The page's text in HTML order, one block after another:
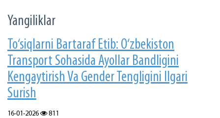
Yangiliklar
To‘siqlarni Bartaraf Etib: O‘zbekiston
Transport Sohasida Ayollar Bandligini
Kengaytirish Va Gender Tengligini Ilgari
Surish
16-01-2026 811